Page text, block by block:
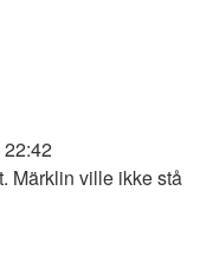
Märklin ville ikke stå